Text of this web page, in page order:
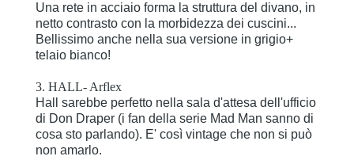
Una rete in acciaio forma la struttura del divano, in
netto contrasto con la morbidezza dei cuscini...
Bellissimo anche nella sua versione in grigio+
telaio bianco!
3. HALL- Arflex
Hall sarebbe perfetto nella sala d'attesa dell'ufficio
di Don Draper (i fan della serie Mad Man sanno di
cosa sto parlando). E' così vintage che non si può
non amarlo.